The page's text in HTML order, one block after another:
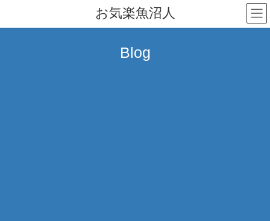
テ
ゲ
お気楽魚沼人
Blog